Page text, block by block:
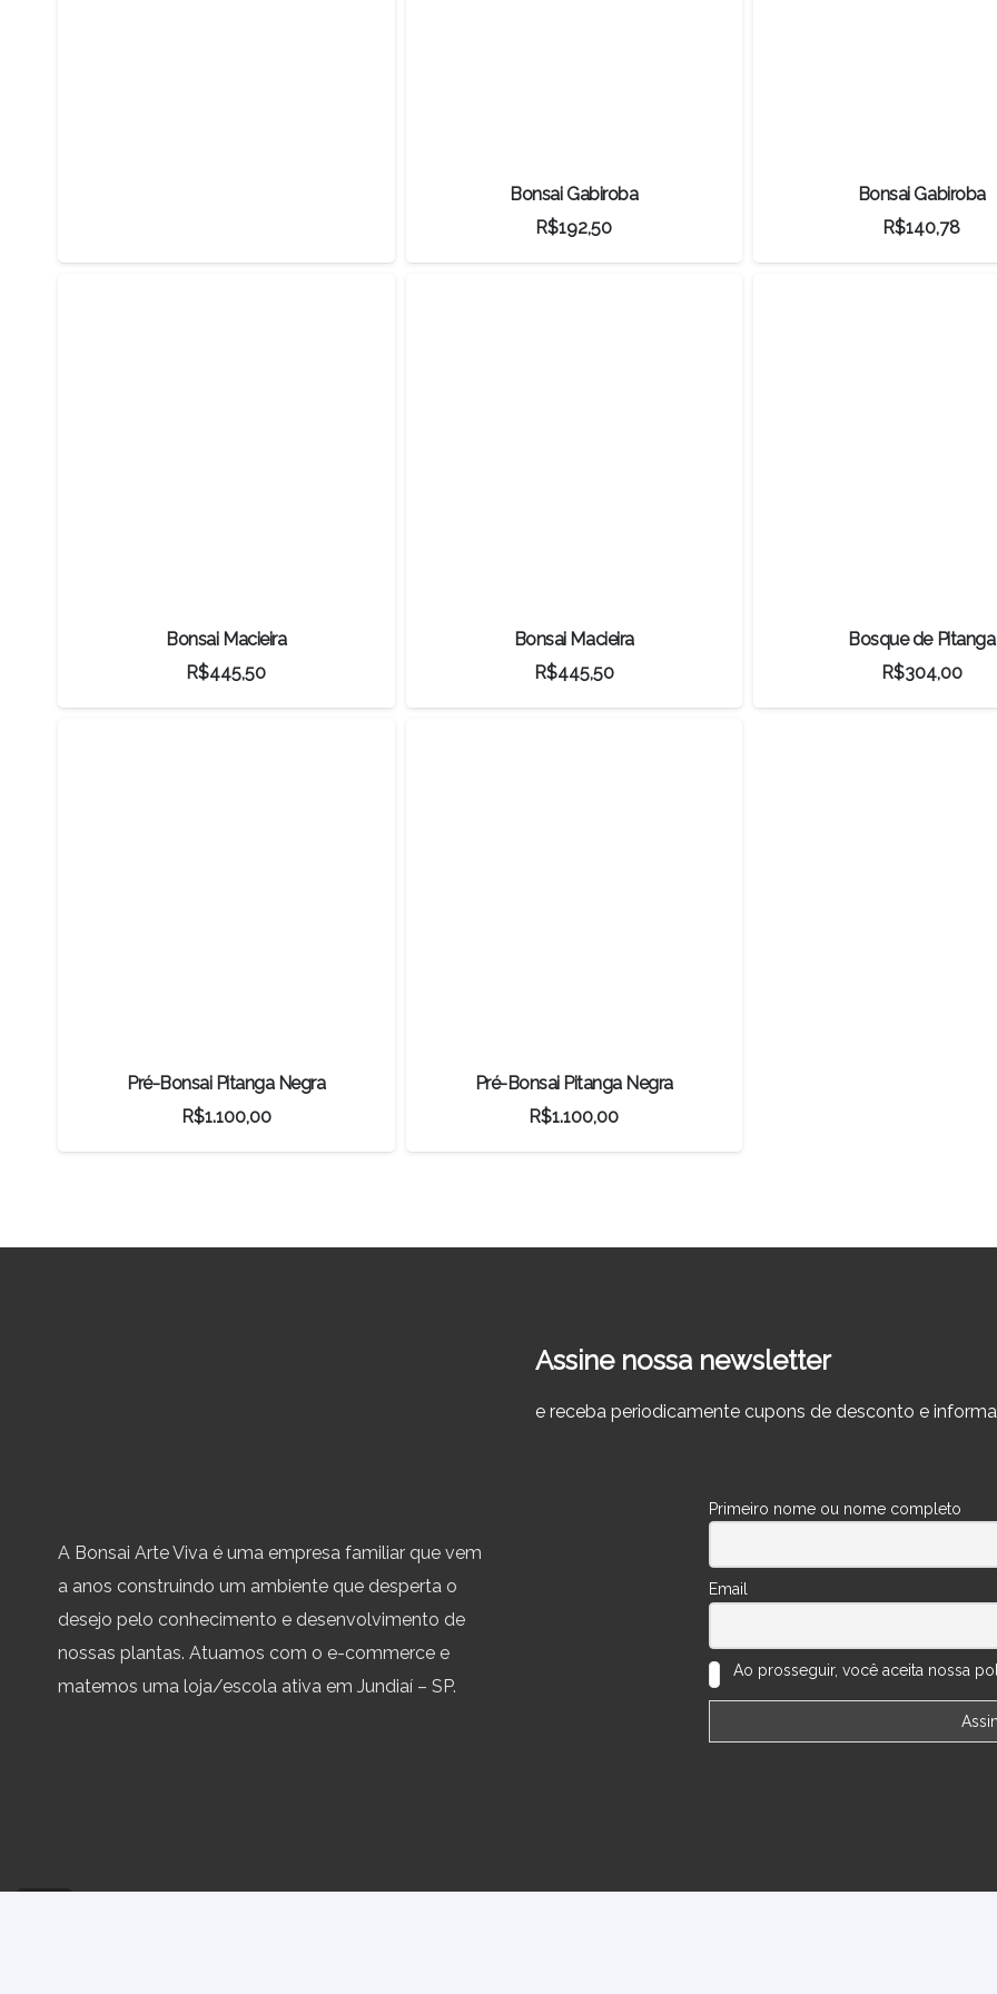
Bonsai Gabiroba
R$192,50
Bonsai Gabiroba
R$140,78
Bonsai Macieira
R$445,50
Bonsai Macieira
R$445,50
Bosque de Pitanga
R$304,00
Pré-Bonsai Pitanga Negra
R$1.100,00
Pré-Bonsai Pitanga Negra
R$1.100,00
A Bonsai Arte Viva é uma empresa familiar que vem
a anos construindo um ambiente que desperta o
desejo pelo conhecimento e desenvolvimento de
nossas plantas. Atuamos com o e-commerce e
matemos uma loja/escola ativa em Jundiaí – SP.
Assine nossa newsletter
e receba periodicamente cupons de desconto e
Primeiro nome ou nome completo
Email
Ao prosseguir, você aceita nossa